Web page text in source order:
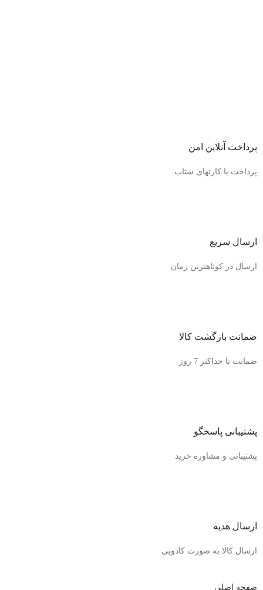
پرداخت آنلاین امن
پرداخت با کارتهای شتاب
ارسال سریع
ارسال در کوتاهترین زمان
ضمانت بازگشت کالا
ضمانت تا حداکثر 7 روز
پشتیبانی پاسخگو
پشتیبانی و مشاوره خرید
ارسال هدیه
ارسال کالا به صورت کادویی
صفحه اصلی